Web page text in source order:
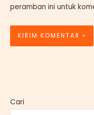
peramban ini untuk
Cari